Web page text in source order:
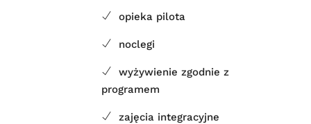
opieka pilota
noclegi
wyżywienie zgodnie z
programem
zajęcia integracyjne